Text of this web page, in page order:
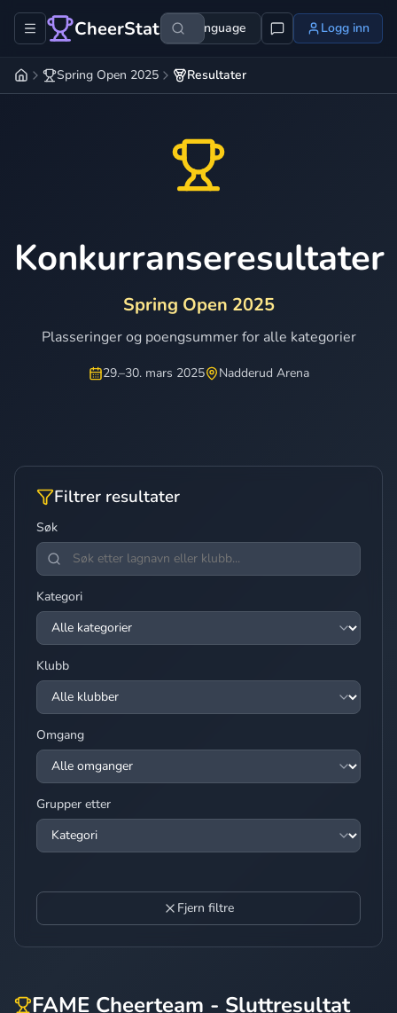
CheerStats Language Logg inn
Spring Open 2025 Resultater
Konkurranseresultater
Spring Open 2025
Plasseringer og poengsummer for alle kategorier
29.–30. mars 2025 Nadderud Arena
Filtrer resultater
Søk
Kategori
Klubb
Omgang
Grupper etter
Fjern filtre
FAME Cheerteam - Sluttresultat